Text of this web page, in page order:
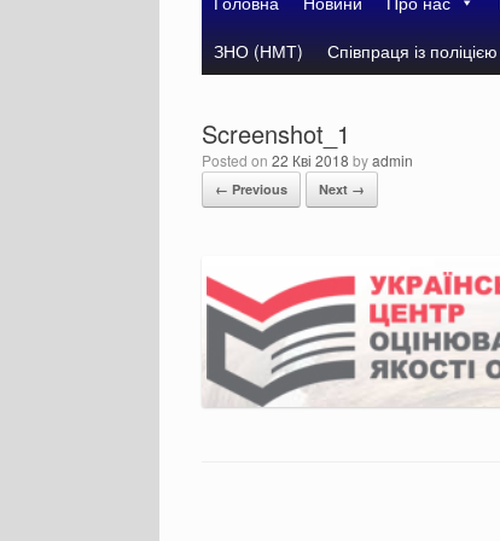
ЗНО (НМТ)
Співпраця із поліцією
Screenshot_1
Posted on 22 Кві 2018 byadmin
← Previous Next →